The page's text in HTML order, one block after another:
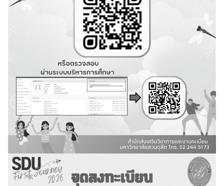
ประกาศจาก อว. และคุรุสภา
ประกาศจาก อว. และคุรุสภา
ปรัชญา วิสัยทัศน์ พันธกิจ
ระบบและสิ่งอำนวยความสะดวก สนับสนุนการศึกษา
รายงานจำนวนนักศึกษาต่างชาติ
รายงานจำนวนนักศึกษาบกพร่อง
รายงานจำนวนนักศึกษาปกติ